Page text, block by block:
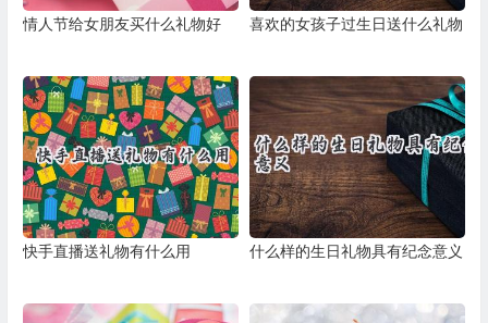
情人节给女朋友买什么礼物好 喜欢的女孩子过生日送什么礼物
快手直播送礼物有什么用 什么样的生日礼物具有纪念意义